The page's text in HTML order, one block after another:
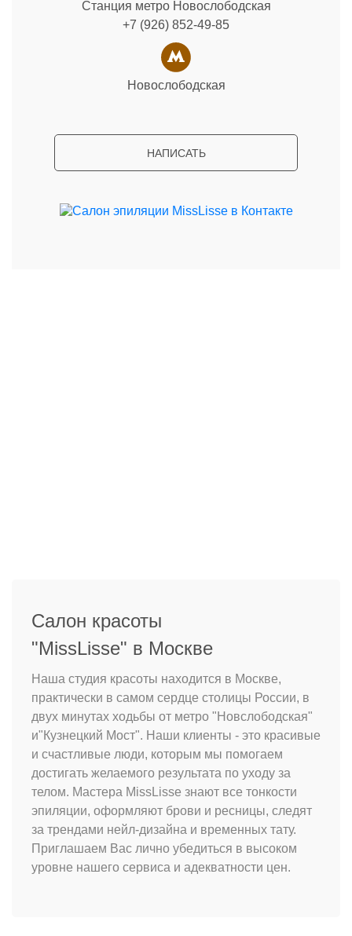
Станция метро Новослободская
+7 (926) 852-49-85
Новослободская
НАПИСАТЬ
Салон красоты
"MissLisse" в Москве
Наша студия красоты находится в Москве,
практически в самом сердце столицы России, в
двух минутах ходьбы от метро "Новслободская"
и"Кузнецкий Мост". Наши клиенты - это красивые
и счастливые люди, которым мы помогаем
достигать желаемого результата по уходу за
телом. Мастера MissLisse знают все тонкости
эпиляции, оформляют брови и ресницы, следят
за трендами нейл-дизайна и временных тату.
Приглашаем Вас лично убедиться в высоком
уровне нашего сервиса и адекватности цен.